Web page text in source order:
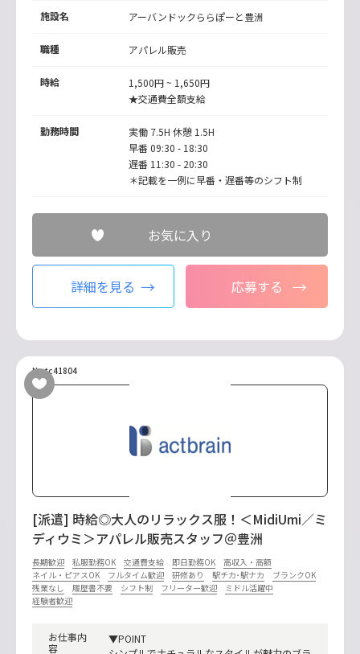
施設名 アーバンドックららぽーと豊洲
職種 アパレル販売
時給
1,500円 ~ 1,650円
★交通費全額支給
勤務時間
実働 7.5H 休憩 1.5H
早番 09:30 - 18:30
遅番 11:30 - 20:30
＊記載を一例に早番・遅番等のシフト制
お気に入り
詳細を見る 応募する
No.tc41804
[派遣] 時給◎大人のリラックス服！＜MidiUmi／ミ
ディウミ＞アパレル販売スタッフ＠豊洲
長期歓迎 私服勤務OK 交通費支給 即日勤務OK
高収入・高額
ネイル・ピアスOK
フルタイム歓迎 研修あり 駅チカ･駅ナカ
ブランクOK
残業なし
履歴書不要 シフト制 フリーター歓迎
ミドル活躍中
経験者歓迎
お仕事内
容
▼POINT